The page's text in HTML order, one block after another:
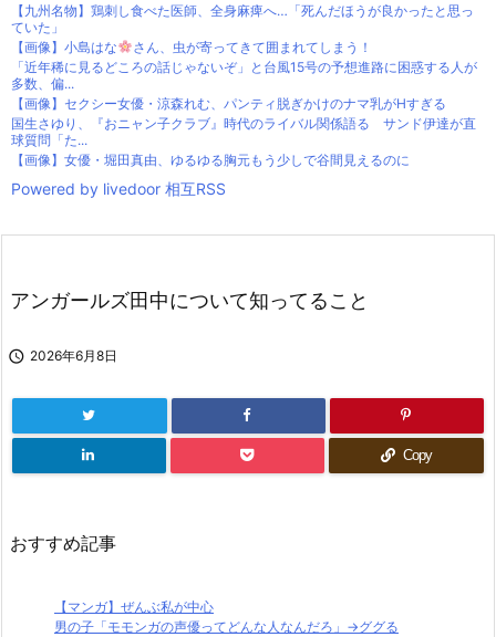
【九州名物】鶏刺し食べた医師、全身麻痺へ…「死んだほうが良かったと思っ
ていた」
【画像】小島はな
さん、虫が寄ってきて囲まれてしまう！
「近年稀に見るどころの話じゃないぞ」と台風15号の予想進路に困惑する人が
多数、偏...
【画像】セクシー女優・涼森れむ、パンティ脱ぎかけのナマ乳がHすぎる
国生さゆり、『おニャン子クラブ』時代のライバル関係語る サンド伊達が直
球質問「た...
【画像】女優・堀田真由、ゆるゆる胸元もう少しで谷間見えるのに
Powered by livedoor 相互RSS
アンガールズ田中について知ってること
 2026年6月8日
Copy
おすすめ記事
【マンガ】ぜんぶ私が中心
男の子「モモンガの声優ってどんな人なんだろ」→ググる